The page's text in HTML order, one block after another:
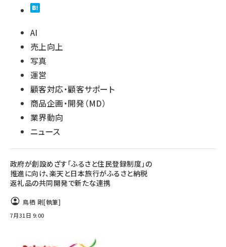
AI
売上向上
写真
運営
顧客対応・顧客サポート
商品企画・開発（MD）
業界動向
ニュース
政府が創設めざす「ふるさと住民登録制度」の
推進に向け、楽天と日本旅行がふるさと納税
返礼品の共同開発で新たな連携
鳥栖 剛[執筆]
7月31日 9:00